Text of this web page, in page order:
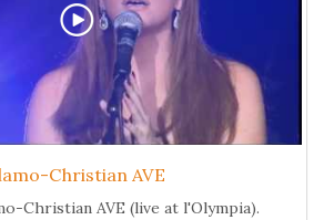
Christian AVE
Christian AVE (live at l'Olympia).